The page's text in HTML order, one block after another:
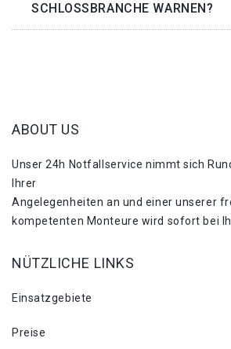
SCHLOSSBRANCHE WARNEN?
ABOUT US
Unser 24h Notfallservice nimmt sich
Ihrer
Angelegenheiten an und einer unserer
kompetenten Monteure wird sofort bei
NÜTZLICHE LINKS
Einsatzgebiete
Preise